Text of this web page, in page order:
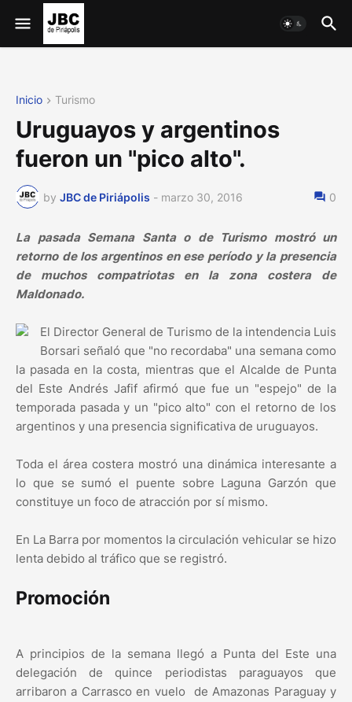
Inicio Turismo
Uruguayos y argentinos
fueron un "pico alto".
by JBC de Piriápolis - marzo 30, 2016 0
La pasada Semana Santa o de Turismo mostró un
retorno de los argentinos en ese período y la presencia
de muchos compatriotas en la zona costera de
Maldonado.
El Director General de Turismo de la intendencia Luis
Borsari señaló que "no recordaba" una semana como
la pasada en la costa, mientras que el Alcalde de Punta
del Este Andrés Jafif afirmó que fue un "espejo" de la
temporada pasada y un "pico alto" con el retorno de los
argentinos y una presencia significativa de uruguayos.
Toda el área costera mostró una dinámica interesante a
lo que se sumó el puente sobre Laguna Garzón que
constituye un foco de atracción por sí mismo.
En La Barra por momentos la circulación vehicular se hizo
lenta debido al tráfico que se registró.
Promoción
A principios de la semana llegó a Punta del Este una
delegación de quince periodistas paraguayos que
arribaron a Carrasco en vuelo de Amazonas Paraguay y